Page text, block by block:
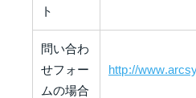
ト
問い合わ
せフォー
ムの場合
http://